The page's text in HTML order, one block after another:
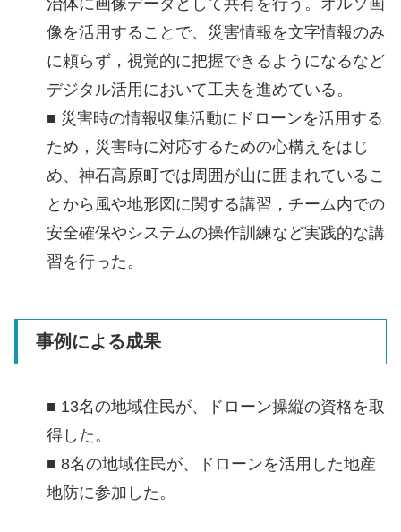
像を活用することで、災害情報を文字情報のみ
に頼らず，視覚的に把握できるようになるなど
デジタル活用において工夫を進めている。
■ 災害時の情報収集活動にドローンを活用する
ため，災害時に対応するための心構えをはじ
め、神石高原町では周囲が山に囲まれているこ
とから風や地形図に関する講習，チーム内での
安全確保やシステムの操作訓練など実践的な講
習を行った。
事例による成果
■ 13名の地域住民が、ドローン操縦の資格を取
得した。
■ 8名の地域住民が、ドローンを活用した地産
地防に参加した。